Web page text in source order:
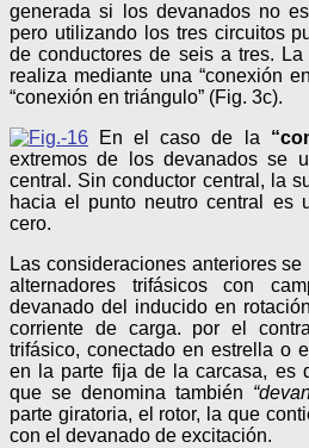
generada si los devanados no
pero utilizando los tres circuitos
de conductores de seis a tres.
realiza mediante una “conexión
“conexión en triángulo” (Fig. 3c).
En el caso de la
extremos de los devanados se
central. Sin conductor central, la
hacia el punto neutro central es
cero.
Las consideraciones anteriores
alternadores trifásicos con
devanado del inducido en
corriente de carga. por el
trifásico, conectado en estrella o
en la parte fija de la carcasa, es
que se denomina también
parte giratoria, el rotor, la que
con el devanado de excitación.